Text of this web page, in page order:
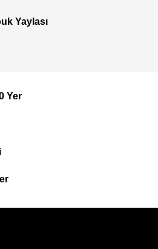
Yaylası
Yer